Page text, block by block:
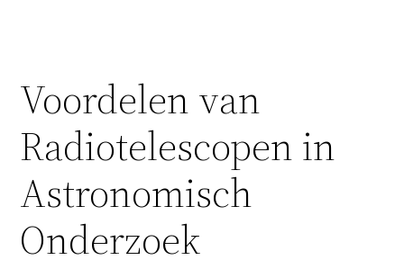
Voordelen van
Radiotelescopen in
Astronomisch
Onderzoek